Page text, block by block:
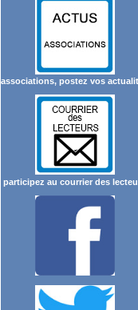
associations, postez vos
participez au courrier des